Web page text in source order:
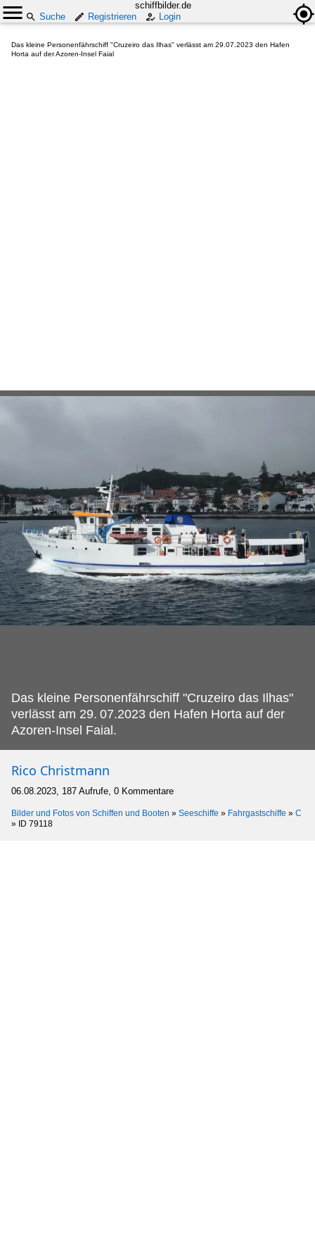
schiffbilder.de
Suche
Registrieren Login
Das kleine Personenfährschiff "Cruzeiro das Ilhas" verlässt am 29.07.2023 den Hafen
Horta auf der Azoren-Insel Faial
Das kleine Personenfährschiff "Cruzeiro das Ilhas"
verlässt am 29. 07.2023 den Hafen Horta auf der
Azoren-Insel Faial.
Rico Christmann
06.08.2023, 187 Aufrufe, 0 Kommentare
Bilder und Fotos von Schiffen und Booten » Seeschiffe » Fahrgastschiffe » C
» ID 79118